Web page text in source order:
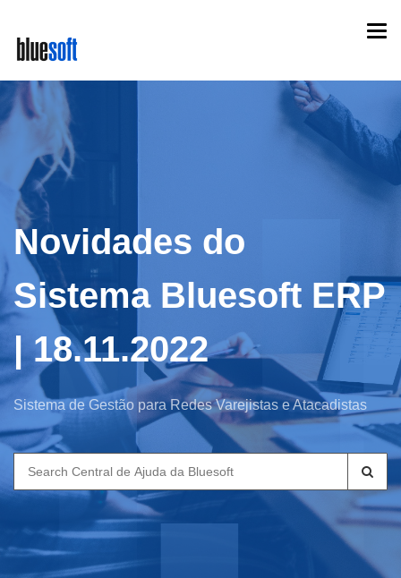
main
content
Novidades do
Sistema Bluesoft ERP
| 18.11.2022
Sistema de Gestão para Redes Varejistas e Atacadistas
Search
for: